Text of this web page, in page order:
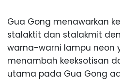
Gua Gong menawarkan
stalaktit dan stalakmit
warna-warni lampu neon
menambah keeksotisan
utama pada Gua Gong